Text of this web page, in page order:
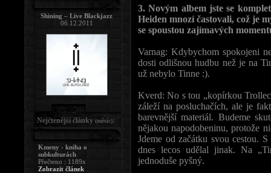
3. Novým albem jste se
Heiden mnozí častovali, což je
se spoustou zajímavých
Varnag: Kdybychom spokojeni
dosti odlišnou hudbu než je na
už nebylo Tinne :).
Kverd: No s tou „kopírkou
záleží na posluchačích, ale je
barevnější materiál. Budeme
nějakou napodobeninu, protože
Jdeme od začátku svou cestou.
dnes lecos udělal jinak. Na
jednoduše pyšný.
Shining – Live Blackjazz
06.12.2011
Nejčtenější články (měsíc):
Kmeny - kniha o
subkulturách
Přečteno : 1189x
Zobrazit článek